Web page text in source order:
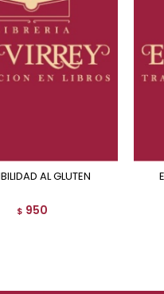
AL GLUTEN
$ 950